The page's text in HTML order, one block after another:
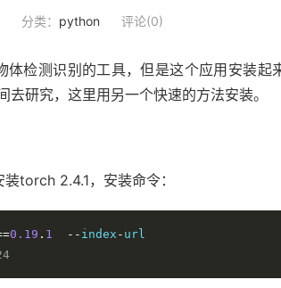
分类： python 评论(0)
检测识别的工具，但是这个应用安装起
研究，这里用另一个快速的方法安装。
torch 2.4.1，安装命令：
0.19 . 1 -- index - url